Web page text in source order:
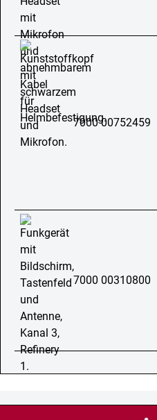
7000 00752459
7000 00310800